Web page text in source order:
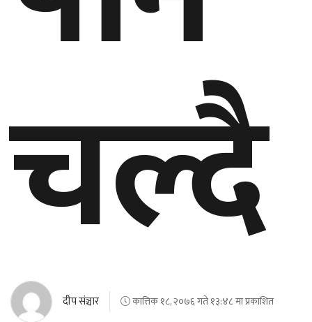
जापान
चल्दै
दीप संञ्चार कात्तिक १८, २०७६ गते १३:४८ मा प्रकाशित